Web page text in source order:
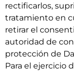
rectificarlos,
tratamiento en
retirar el
autoridad de
protección de
Para el ejercicio